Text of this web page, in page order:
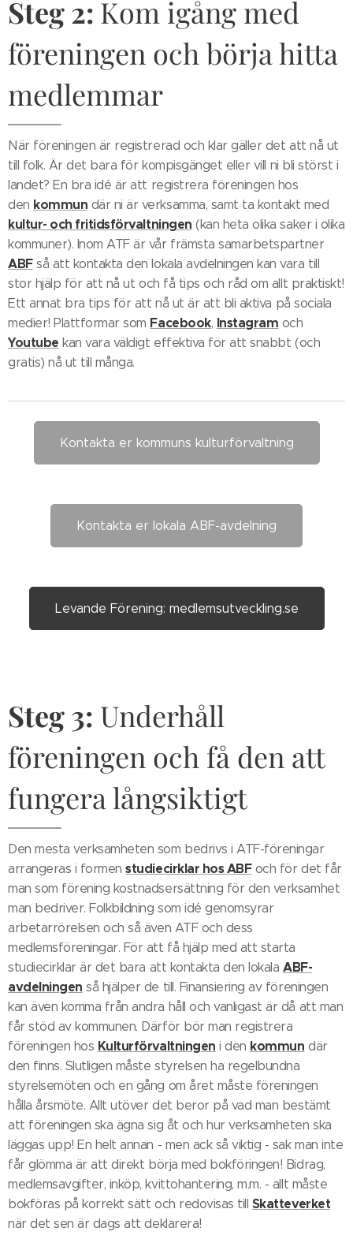
Steg 2: Kom igång med
föreningen och börja hitta
medlemmar
När föreningen är registrerad och klar gäller det att nå ut
till folk. Är det bara för kompisgänget eller vill ni bli störst i
landet? En bra idé är att registrera föreningen hos
den kommun där ni är verksamma, samt ta kontakt med
kultur- och fritidsförvaltningen (kan heta olika saker i olika
kommuner). Inom ATF är vår främsta samarbetspartner
ABFså att kontakta den lokala avdelningen kan vara till
stor hjälp för att nå ut och få tips och råd om allt praktiskt!
Ett annat bra tips för att nå ut är att bli aktiva på sociala
medier! Plattformar som Facebook, Instagram och
Youtube kan vara väldigt effektiva för att snabbt (och
gratis) nå ut till många.
Kontakta er kommuns kulturförvaltning
Kontakta er lokala ABF-avdelning
Levande Förening: medlemsutveckling.se
Steg 3: Underhåll
föreningen och få den att
fungera långsiktigt
Den mesta verksamheten som bedrivs i ATF-föreningar
arrangeras i formenstudiecirklar hos ABFoch för det får
man som förening kostnadsersättning för den verksamhet
man bedriver. Folkbildning som idé genomsyrar
arbetarrörelsen och så även ATF och dess
medlemsföreningar. För att få hjälp med att starta
studiecirklar är det bara att kontakta den lokala ABF-
avdelningen så hjälper de till. Finansiering av föreningen
kan även komma från andra håll och vanligast är då att man
får stöd av kommunen. Därför bör man registrera
föreningen hos Kulturförvaltningen i den kommun där
den finns. Slutligen måste styrelsen ha regelbundna
styrelsemöten och en gång om året måste föreningen
hålla årsmöte. Allt utöver det beror på vad man bestämt
att föreningen ska ägna sig åt och hur verksamheten ska
läggas upp! En helt annan - men ack så viktig - sak man inte
får glömma är att direkt börja med bokföringen! Bidrag,
medlemsavgifter, inköp, kvittohantering, m.m. - allt måste
bokföras på korrekt sätt och redovisas till Skatteverket
när det sen är dags att deklarera!